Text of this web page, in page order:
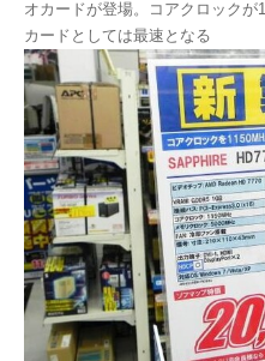
オカードが登場。コアクロックが
カードとしては最速となる